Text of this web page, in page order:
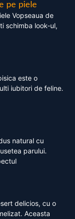
pe piele
Vopseaua de
schimba look-ul,
este o
iubitori de feline.
natural cu
parului.
delicios, cu o
Aceasta